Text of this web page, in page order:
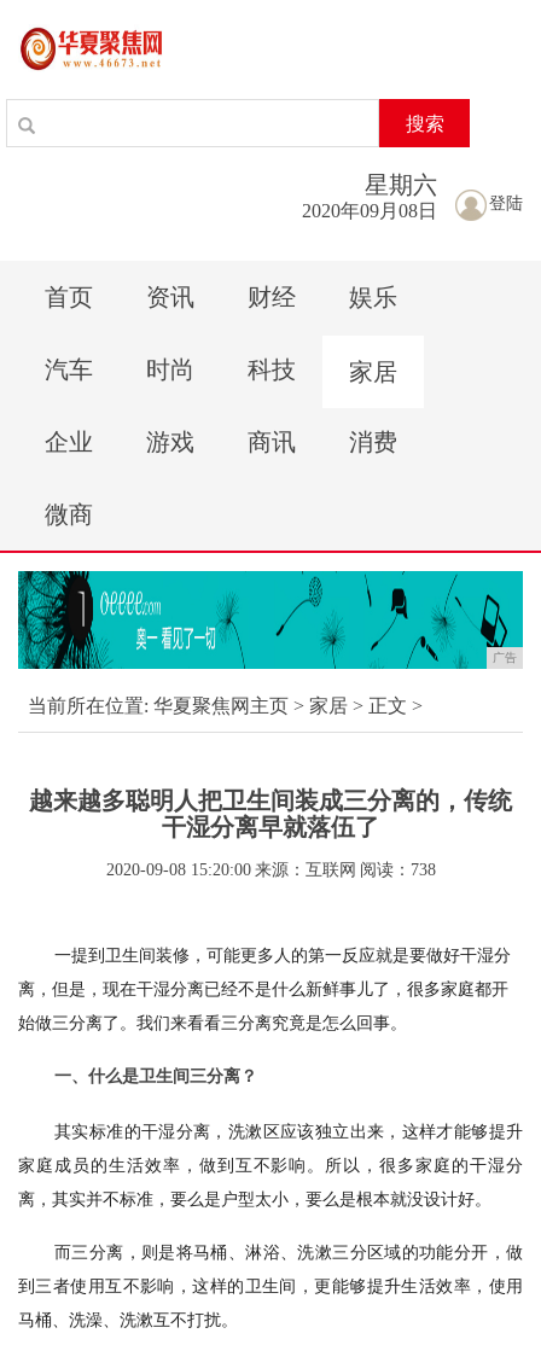
搜索
登陆
星期六
2020年09月08日
首页 资讯 财经 娱乐
汽车 时尚 科技 家居
企业 游戏 商讯 消费
微商
广告
当前所在位置: 华夏聚焦网主页 > 家居 > 正文 >
越来越多聪明人把卫生间装成三分离的，传统
干湿分离早就落伍了
2020-09-08 15:20:00 来源：互联网 阅读：738
一提到卫生间装修，可能更多人的第一反应就是要做好干湿分
离，但是，现在干湿分离已经不是什么新鲜事儿了，很多家庭都开
始做三分离了。我们来看看三分离究竟是怎么回事。
一、什么是卫生间三分离？
其实标准的干湿分离，洗漱区应该独立出来，这样才能够提升
家庭成员的生活效率，做到互不影响。所以，很多家庭的干湿分
离，其实并不标准，要么是户型太小，要么是根本就没设计好。
而三分离，则是将马桶、淋浴、洗漱三分区域的功能分开，做
到三者使用互不影响，这样的卫生间，更能够提升生活效率，使用
马桶、洗澡、洗漱互不打扰。